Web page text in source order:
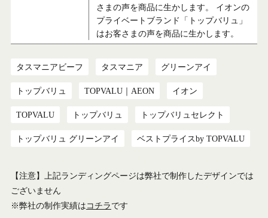
さまの声を商品に生かします。 イオンの
プライベートブランド「トップバリュ」
はお客さまの声を商品に生かします。
タスマニアビーフ タスマニア グリーンアイ
トップバリュ TOPVALU｜AEON イオン
TOPVALU トップバリュ トップバリュセレクト
トップバリュ グリーンアイ ベストプライスby TOPVALU
【注意】上記ランディングページは弊社で制作したデザインでは
ございません
※弊社の制作実績はコチラです